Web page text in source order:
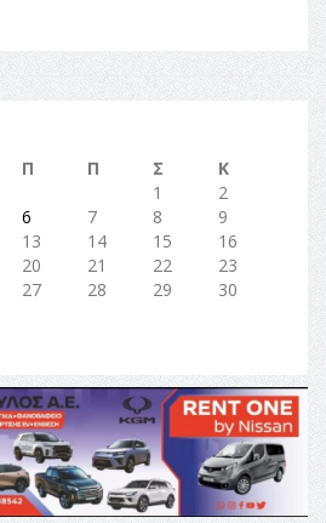
Π Π Σ
Κ
1
2
6 7 8
9
13 14 15
16
20 21 22
23
27 28 29
30